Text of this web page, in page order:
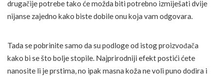
drugačije potrebe tako će možda biti potrebno izmiješati dvije
nijanse zajedno kako biste dobile onu koja vam odgovara.
Tada se pobrinite samo da su podloge od istog proizvođača
kako bi se što bolje stopile. Najprirodniji efekt postići ćete
nanosite li je prstima, no ipak masna koža ne voli puno dodira i